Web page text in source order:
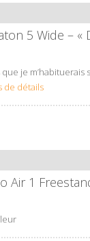
5 Wide – «
je m’habituerais
de détails
Air 1